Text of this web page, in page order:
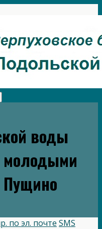
воды
Пущино
по эл. почте SMS